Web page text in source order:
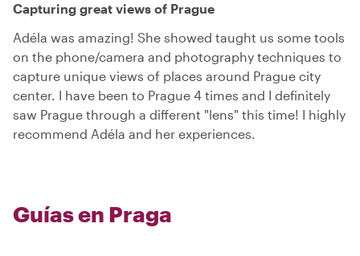
Capturing great views of Prague
Adéla was amazing! She showed taught us some tools
on the phone/camera and photography techniques to
capture unique views of places around Prague city
center. I have been to Prague 4 times and I definitely
saw Prague through a different "lens" this time! I highly
recommend Adéla and her experiences.
Guías en Praga